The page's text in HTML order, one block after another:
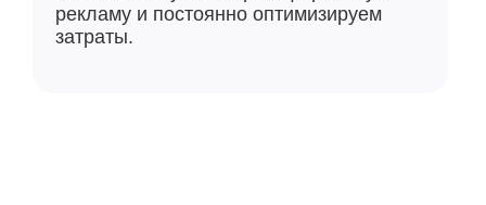
рекламу и постоянно оптимизируем
затраты.